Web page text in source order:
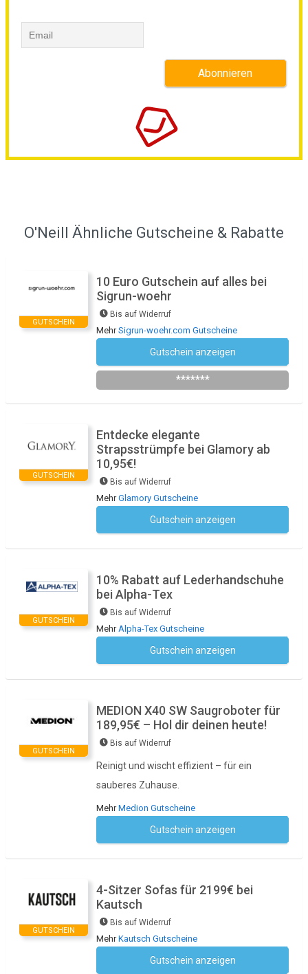
O'Neill Ähnliche Gutscheine & Rabatte
GUTSCHEIN
10 Euro Gutschein auf alles bei
Sigrun-woehr
Bis auf Widerruf
MehrSigrun-woehr.com Gutscheine
Gutschein anzeigen
*******
GUTSCHEIN
Entdecke elegante
Strapsstrümpfe bei Glamory ab
10,95€!
Bis auf Widerruf
MehrGlamory Gutscheine
Gutschein anzeigen
GUTSCHEIN
10% Rabatt auf Lederhandschuhe
bei Alpha-Tex
Bis auf Widerruf
MehrAlpha-Tex Gutscheine
Gutschein anzeigen
GUTSCHEIN
MEDION X40 SW Saugroboter für
189,95€ – Hol dir deinen heute!
Bis auf Widerruf
Reinigt und wischt effizient – für ein
sauberes Zuhause.
MehrMedion Gutscheine
Gutschein anzeigen
GUTSCHEIN
4-Sitzer Sofas für 2199€ bei
Kautsch
Bis auf Widerruf
MehrKautsch Gutscheine
Gutschein anzeigen